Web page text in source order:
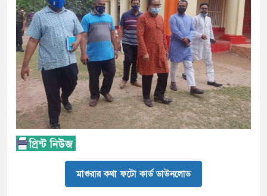
মাগুরার কথা ফটো কার্ড ডাউনলোড